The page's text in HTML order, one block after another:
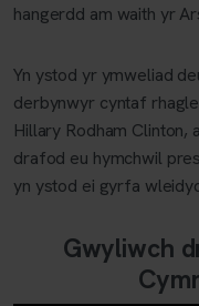
hangerdd am waith yr
Yn ystod yr ymweliad
derbynwyr cyntaf
Hillary Rodham
drafod eu hymchwil
yn ystod ei gyrfa
Gwyliwch